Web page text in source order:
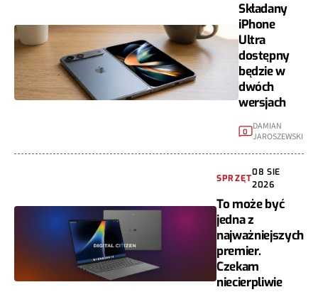
Składany
iPhone
Ultra
dostępny
będzie w
dwóch
wersjach
0
DAMIAN
JAROSZEWSKI
SPRZĘT
08 SIE
2026
To może być
jedna z
najważniejszych
premier.
Czekam
niecierpliwie